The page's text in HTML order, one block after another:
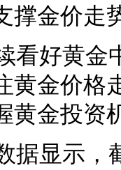
撑金价走
看好黄金
黄金价格
黄金投资
据显示，